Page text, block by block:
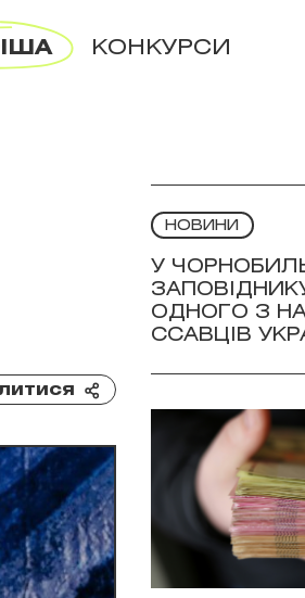
КОНКУРСИ
НОВИНИ
У
ОДНОГО З
ССАВЦІВ